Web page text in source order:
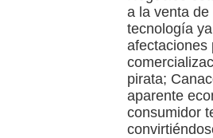
a la venta
tecnología
afectaciones
pirata;
aparente
consumidor